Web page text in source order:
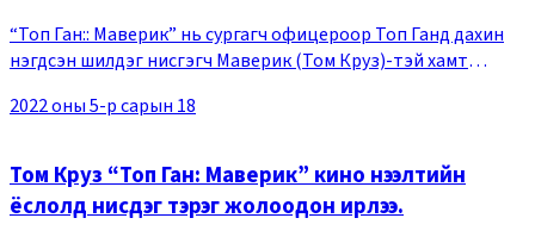
“Топ Ган:: Маверик” нь сургагч офицероор Топ Ганд дахин
нэгдсэн шилдэг нисгэгч Маверик (Том Круз)-тэй хамт
өгүүлсэн нисэх онгоцны тулаант блокб
2022 оны 5-р сарын 18
Том Круз “Топ Ган: Маверик” кино нээлтийн
ёслолд нисдэг тэрэг жолоодон ирлээ.